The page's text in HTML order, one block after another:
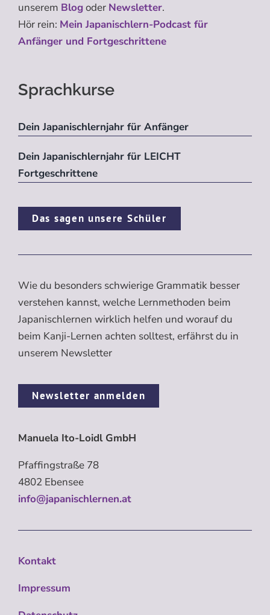
unserem Blogoder Newsletter.
Hör rein: Mein Japanischlern-Podcast für
Anfänger und Fortgeschrittene
Sprachkurse
Dein Japanischlernjahr für Anfänger
Dein Japanischlernjahr für LEICHT
Fortgeschrittene
Das sagen unsere Schüler
Wie du besonders schwierige Grammatik besser
verstehen kannst, welche Lernmethoden beim
Japanischlernen wirklich helfen und worauf du
beim Kanji-Lernen achten solltest, erfährst du in
unserem Newsletter
Newsletter anmelden
Manuela Ito-Loidl GmbH
Pfaffingstraße 78
4802 Ebensee
info@japanischlernen.at
Kontakt
Impressum